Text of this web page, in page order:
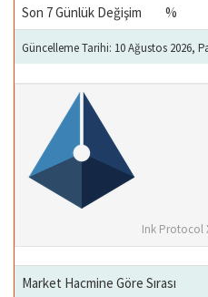
Son 7 Günlük Değişim
%
Güncelleme Tarihi: 10 Ağustos 2026,
Ink Protocol
Market Hacmine Göre Sırası